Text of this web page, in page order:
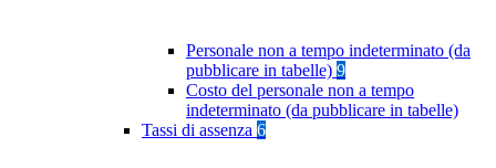
Personale non a tempo indeterminato (da
pubblicare in tabelle) 9
Costo del personale non a tempo
indeterminato (da pubblicare in tabelle)
Tassi di assenza 6